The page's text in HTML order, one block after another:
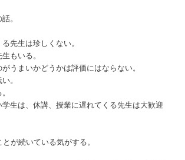
。
先生は珍しくない。
もいる。
うまいかどうかは評価にはならない。
。
学生は、休講、授業に遅れてくる先生は大歓迎
が続いている気がする。